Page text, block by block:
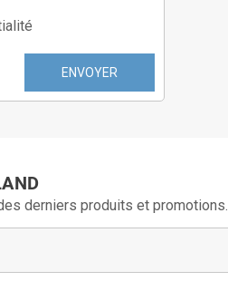
ENVOYER
derniers produits et promotions.